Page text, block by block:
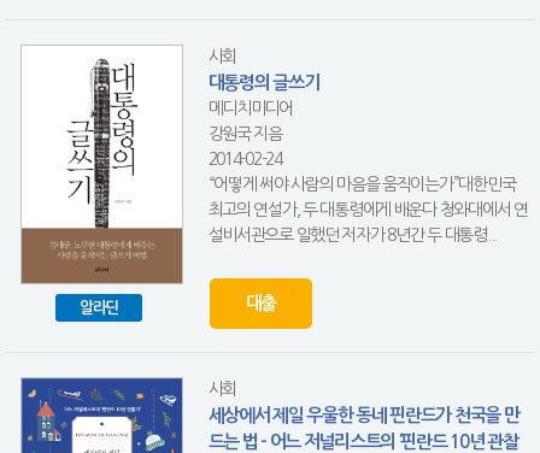
알라딘
사회
대통령의 글쓰기
메디치미디어
강원국 지음
2014-02-24
“어떻게 써야 사람의 마음을 움직이는가”대한민국
최고의 연설가, 두 대통령에게 배운다 청와대에서 연
설비서관으로 일했던 저자가 8년간 두 대통령...
대출
사회
세상에서 제일 우울한 동네 핀란드가 천국을 만
드는 법 - 어느 저널리스트의 ‘핀란드 10년 관찰